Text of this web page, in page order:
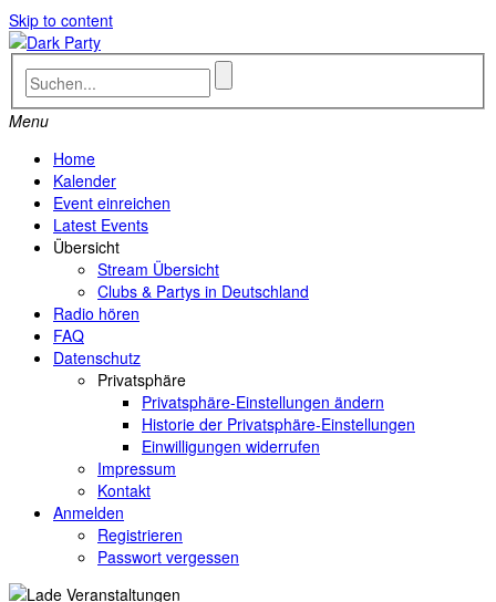
Skip to content
Menu
Home
Kalender
Event einreichen
Latest Events
Übersicht
Stream Übersicht
Clubs & Partys in Deutschland
Radio hören
FAQ
Datenschutz
Privatsphäre
Privatsphäre-Einstellungen ändern
Historie der Privatsphäre-Einstellungen
Einwilligungen widerrufen
Impressum
Kontakt
Anmelden
Registrieren
Passwort vergessen